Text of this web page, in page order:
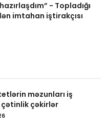
- Topladığı
imtahan iştirakçısı
məzunları iş
çəkirlər